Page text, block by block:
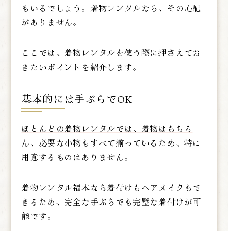
もいるでしょう。着物レンタルなら、その心配
がありません。
ここでは、着物レンタルを使う際に押さえてお
きたいポイントを紹介します。
基本的には手ぶらでOK
ほとんどの着物レンタルでは、着物はもちろ
ん、必要な小物もすべて揃っている ため、特に
用意するものはありません。
着物レンタル福本なら着付けもヘアメイクもで
きるため、完全な手ぶらでも完璧な着付けが可
能です。